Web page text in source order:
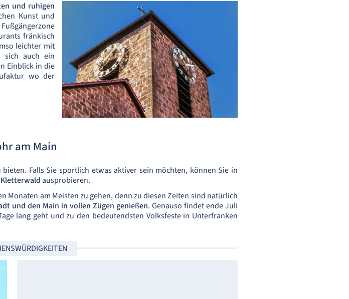
und ruhigen
Kunst und
fränkisch
leichter mit
sich auch ein
Einblick in die
wo der
am Main
Falls Sie sportlich etwas aktiver sein möchten, können Sie in
Kletterwaldausprobieren.
Monaten am Meisten zu gehen, denn zu diesen Zeiten sind natürlich
und den Main in vollen Zügen genießen. Genauso findet ende Juli
lang geht und zu den bedeutendsten Volksfeste in Unterfranken